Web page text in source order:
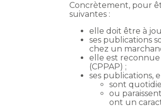
Concrètement, pour
suivantes :
elle doit être à
ses publications
chez un
elle est reconnue
(CPPAP) ;
ses publications,
sont
ou
ont un